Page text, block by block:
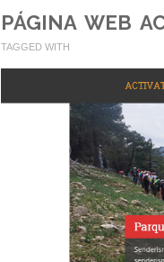
PÁGINA WEB
TAGGED WITH